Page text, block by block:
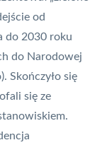
od
do 2030 roku
do Narodowej
Skończyło się
się ze